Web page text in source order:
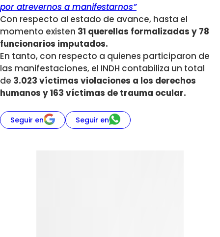
por atrevernos a manifestarnos”
Con respecto al estado de avance, hasta el
momento existen 31 querellas formalizadas y 78
funcionarios imputados.
En tanto, con respecto a quienes participaron de
las manifestaciones, el INDH contabiliza un total
de 3.023 víctimas violaciones a los derechos
humanos y 163 víctimas de trauma ocular.
Seguir en Seguir en